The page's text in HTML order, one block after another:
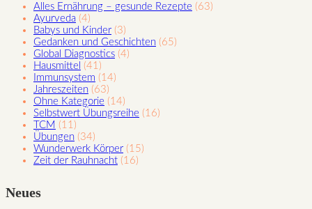
Alles Ernährung – gesunde Rezepte (63)
Ayurveda (4)
Babys und Kinder (3)
Gedanken und Geschichten (65)
Global Diagnostics (4)
Hausmittel (41)
Immunsystem (14)
Jahreszeiten (63)
Ohne Kategorie (14)
Selbstwert Übungsreihe (16)
TCM (11)
Übungen (34)
Wunderwerk Körper (15)
Zeit der Rauhnacht (16)
Neues